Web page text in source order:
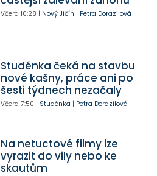
Včera 10:28 | Nový Jičín | Petra Dorazilová
Studénka čeká na stavbu
nové kašny, práce ani po
šesti týdnech nezačaly
Včera 7:50 | Studénka | Petra Dorazilová
Na netuctové filmy lze
vyrazit do vily nebo ke
skautům